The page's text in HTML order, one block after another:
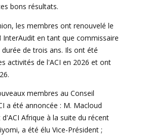
bons résultats.
les membres ont renouvelé le
InterAudit en tant que commissaire
de trois ans. Ils ont été
activités de l'ACI en 2026 et ont
membres au Conseil
a été annoncée : M. Macloud
Afrique à la suite du récent
a été élu Vice-Président ;